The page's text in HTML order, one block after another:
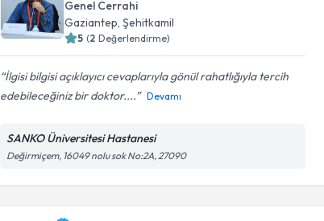
Genel Cerrahi
Gaziantep, Şehitkamil
5 (2 Değerlendirme)
İlgisi bilgisi açıklayıcı cevaplarıyla gönül rahatlığıyla tercih
edebileceğiniz bir doktor....
Devamı
SANKO Üniversitesi Hastanesi
Değirmiçem, 16049 nolu sok No:2A, 27090